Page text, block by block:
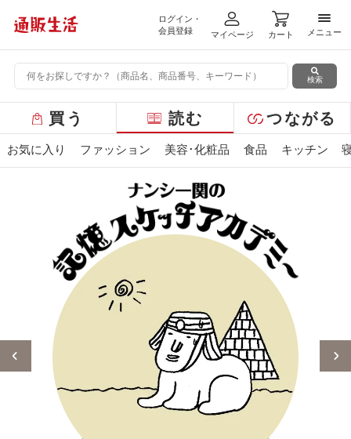
ログイン・
会員登録
マイページ カート
メニ
メニュー
検索
ー
バ
買う 読む つながる
お気に入り ファッション 美容･化粧品 食品 キッチン